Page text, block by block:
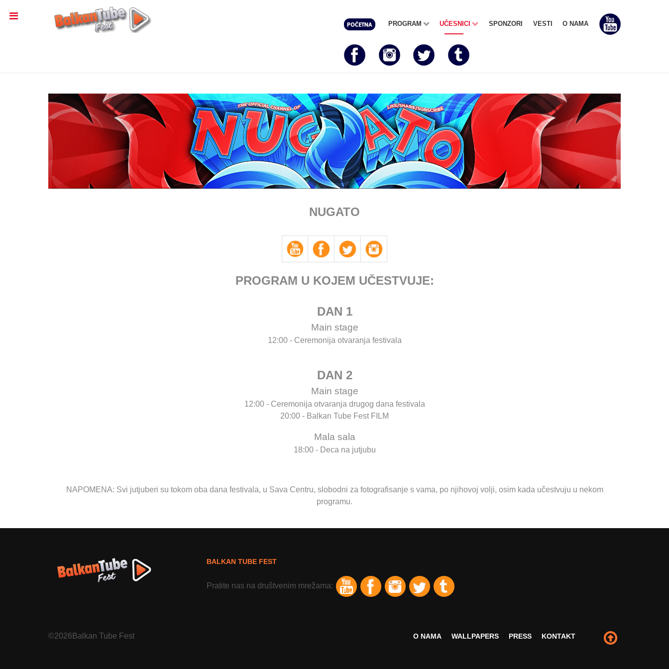
PROGRAM UČESNICI SPONZORI VESTI O NAMA
NUGATO
PROGRAM U KOJEM UČESTVUJE:
DAN 1
Main stage
12:00 - Ceremonija otvaranja festivala
DAN 2
Main stage
12:00 - Ceremonija otvaranja drugog dana festivala
20:00 - Balkan Tube Fest FILM
Mala sala
18:00 - Deca na jutjubu
NAPOMENA: Svi jutjuberi su tokom oba dana festivala, u Sava Centru, slobodni za fotografisanje s vama, po njihovoj volji, osim kada učestvuju u nekom
programu.
BALKAN TUBE FEST
Pratite nas na društvenim mrežama:
©2026Balkan Tube Fest O NAMA WALLPAPERS PRESS KONTAKT